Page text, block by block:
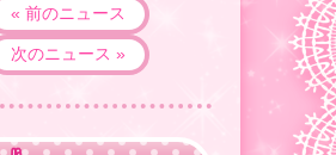
« 前のニュース
次のニュース »